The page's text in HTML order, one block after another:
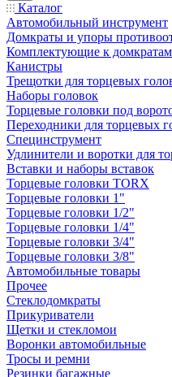
Каталог
Автомобильный инструмент
Домкраты и упоры
Комплектующие к домкратам
Канистры
Трещотки для торцевых
Наборы головок
Торцевые головки под
Переходники для торцевых
Специнструмент
Удлинители и воротки для
Вставки и наборы вставок
Торцевые головки TORX
Торцевые головки 1"
Торцевые головки 1/2"
Торцевые головки 1/4"
Торцевые головки 3/4"
Торцевые головки 3/8"
Автомобильные товары
Прочее
Стеклодомкраты
Прикуриватели
Щетки и стекломои
Воронки автомобильные
Тросы и ремни
Резинки багажные